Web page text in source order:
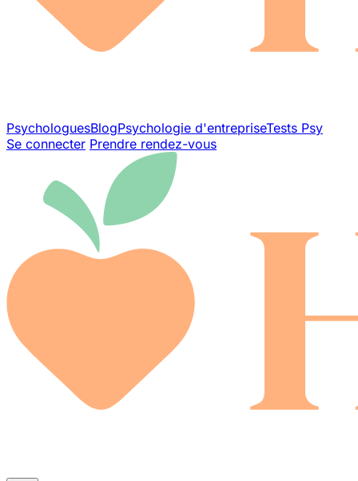
PsychologuesBlogPsychologie d'entrepriseTests Psy
Se connecter Prendre rendez-vous